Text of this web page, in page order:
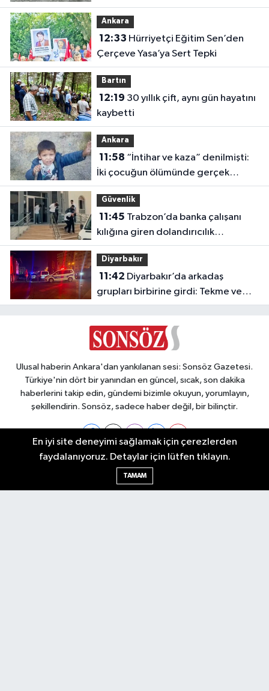
Ankara
12:33
Çerçeve Yasa’ya Sert Tepki
Bartın
12:19
kaybetti
Ankara
11:58
İki çocuğun ölümünde gerçek
ortaya çıktı!
Güvenlik
11:45
kılığına giren dolandırıcılık
şebekesine operasyon: 5 tutuklama
Diyarbakır
11:42
grupları birbirine girdi: Tekme ve
yumruklar havada uçuştu
Ulusal haberin Ankara'dan yankılanan sesi: Sonsöz Gazetesi.
Türkiye'nin dört bir yanından en güncel, sıcak, son dakika
haberlerini takip edin, gündemi bizimle okuyun, yorumlayın,
şekillendirin. Sonsöz, sadece haber değil, bir bilinçtir.
Ankara Nöbetçi Eczaneler
En iyi site deneyimi sağlamak için çerezlerden
faydalanıyoruz. Detaylar için lütfen tıklayın.
TAMAM